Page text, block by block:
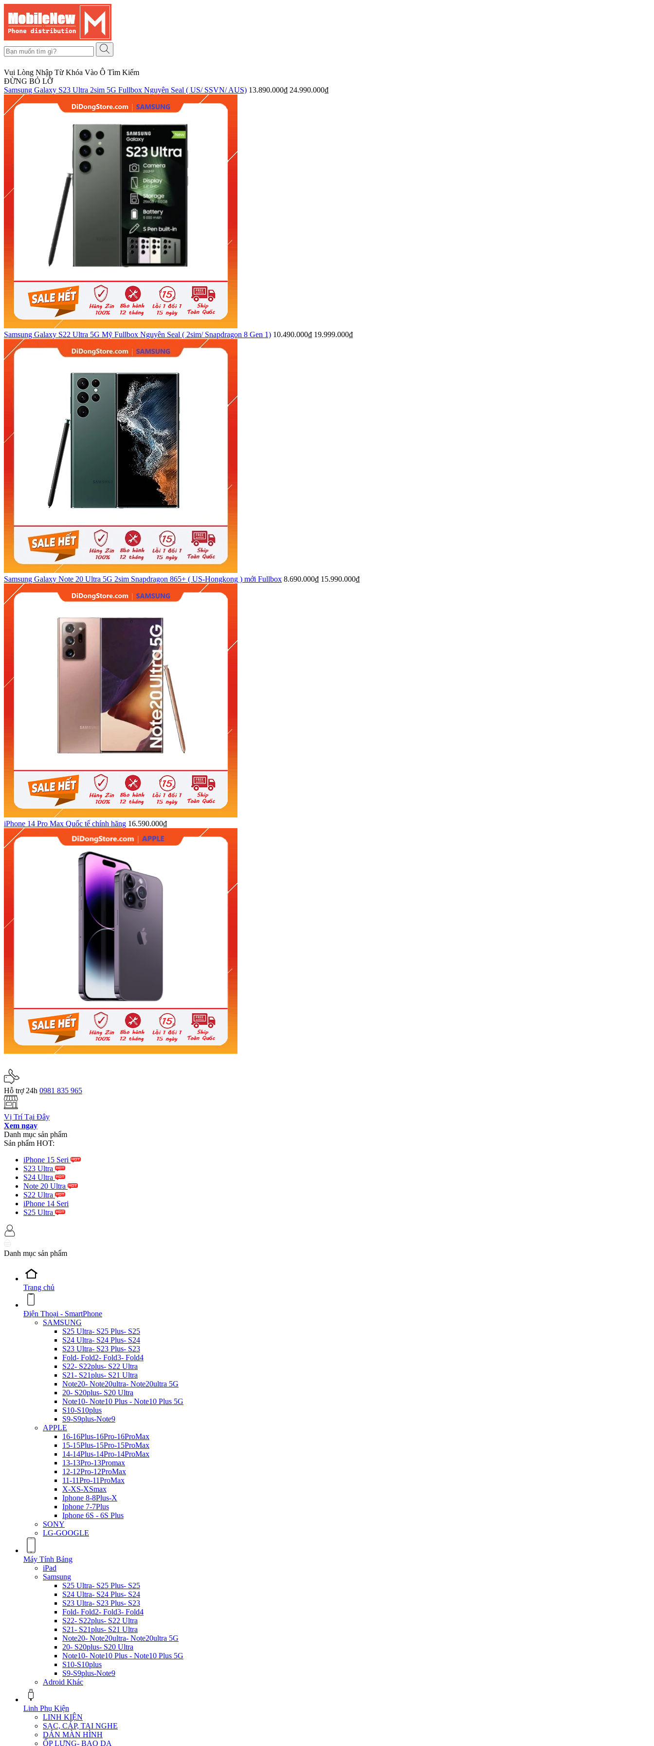
Vui Lòng Nhập Từ Khóa Vào Ô Tìm Kiếm
ĐỪNG BỎ LỠ
Samsung Galaxy S23 Ultra 2sim 5G Fullbox Nguyên Seal ( US/ SSVN/ AUS) 13.890.000₫ 24.990.000₫
Samsung Galaxy S22 Ultra 5G Mỹ Fullbox Nguyên Seal ( 2sim/ Snapdragon 8 Gen 1) 10.490.000₫ 19.999.000₫
Samsung Galaxy Note 20 Ultra 5G 2sim Snapdragon 865+ ( US-Hongkong ) mới Fullbox 8.690.000₫ 15.990.000₫
iPhone 14 Pro Max Quốc tế chính hãng 16.590.000₫
Hỗ trợ 24h 0981 835 965
Vị Trí Tại Đây
Xem ngay
Danh mục sản phẩm
Sản phẩm HOT:
iPhone 15 Seri
S23 Ultra
S24 Ultra
Note 20 Ultra
S22 Ultra
iPhone 14 Seri
S25 Ultra
Danh mục sản phẩm
Trang chủ
Điện Thoại - SmartPhone
SAMSUNG
S25 Ultra- S25 Plus- S25
S24 Ultra- S24 Plus- S24
S23 Ultra- S23 Plus- S23
Fold- Fold2- Fold3- Fold4
S22- S22plus- S22 Ultra
S21- S21plus- S21 Ultra
Note20- Note20ultra- Note20ultra 5G
20- S20plus- S20 Ultra
Note10- Note10 Plus - Note10 Plus 5G
S10-S10plus
S9-S9plus-Note9
APPLE
16-16Plus-16Pro-16ProMax
15-15Plus-15Pro-15ProMax
14-14Plus-14Pro-14ProMax
13-13Pro-13Promax
12-12Pro-12ProMax
11-11Pro-11ProMax
X-XS-XSmax
Iphone 8-8Plus-X
Iphone 7-7Plus
Iphone 6S - 6S Plus
SONY
LG-GOOGLE
Máy Tính Bảng
iPad
Samsung
S25 Ultra- S25 Plus- S25
S24 Ultra- S24 Plus- S24
S23 Ultra- S23 Plus- S23
Fold- Fold2- Fold3- Fold4
S22- S22plus- S22 Ultra
S21- S21plus- S21 Ultra
Note20- Note20ultra- Note20ultra 5G
20- S20plus- S20 Ultra
Note10- Note10 Plus - Note10 Plus 5G
S10-S10plus
S9-S9plus-Note9
Adroid Khác
Linh Phụ Kiện
LINH KIỆN
SẠC, CÁP, TAI NGHE
DÁN MÀN HÌNH
ỐP LƯNG- BAO DA